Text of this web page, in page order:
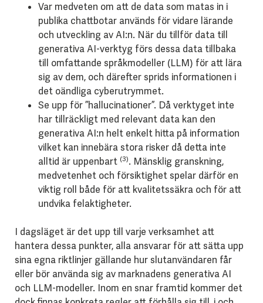
Var medveten om att de data som matas in i
publika chattbotar används för vidare lärande
och utveckling av AI:n. När du tillför data till
generativa AI-verktyg förs dessa data tillbaka
till omfattande språkmodeller (LLM) för att lära
sig av dem, och därefter sprids informationen i
det oändliga cyberutrymmet.
Se upp för ”hallucinationer”. Då verktyget inte
har tillräckligt med relevant data kan den
generativa AI:n helt enkelt hitta på information
vilket kan innebära stora risker då detta inte
alltid är uppenbart (3). Mänsklig granskning,
medvetenhet och försiktighet spelar därför en
viktig roll både för att kvalitetssäkra och för att
undvika felaktigheter.
I dagsläget är det upp till varje verksamhet att
hantera dessa punkter, alla ansvarar för att sätta upp
sina egna riktlinjer gällande hur slutanvändaren får
eller bör använda sig av marknadens generativa AI
och LLM-modeller. Inom en snar framtid kommer det